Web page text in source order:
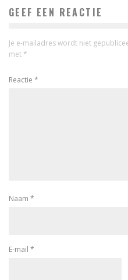
GEEF EEN REACTIE
Je e-mailadres wordt niet
met *
Reactie *
Naam *
E-mail *